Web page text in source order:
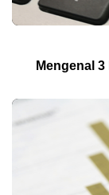
Mengenal